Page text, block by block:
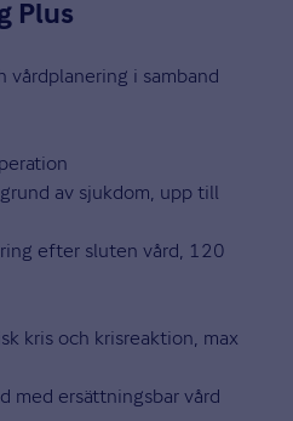
Plus
vårdplanering i samband
av sjukdom, upp till
efter sluten vård, 120
kris och krisreaktion, max
med ersättningsbar vård